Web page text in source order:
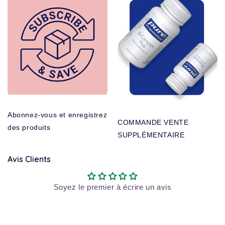
Abonnez-vous et enregistrez
des produits
COMMANDE VENTE
SUPPLÉMENTAIRE
Avis Clients
Soyez le premier à écrire un avis